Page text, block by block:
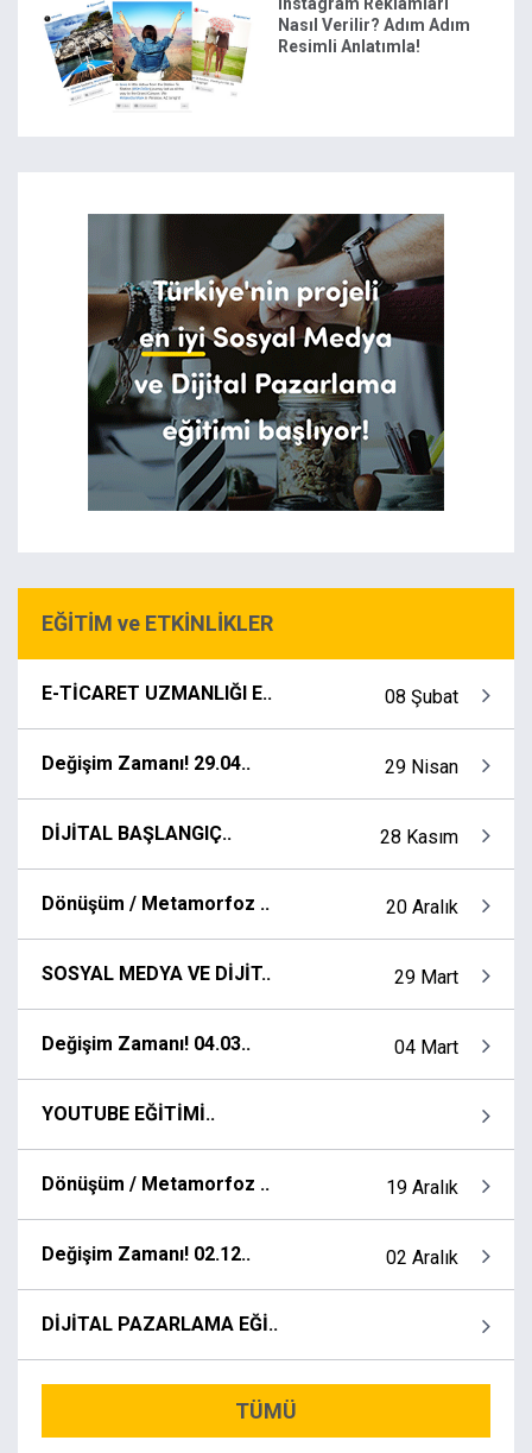
Nasıl Verilir? Adım Adım
Resimli Anlatımla!
EĞİTİM ve ETKİNLİKLER
E-TİCARET UZMANLIĞI E.. 08 Şubat
Değişim Zamanı! 29.04.. 29 Nisan
DİJİTAL BAŞLANGIÇ.. 28 Kasım
Dönüşüm / Metamorfoz .. 20 Aralık
SOSYAL MEDYA VE DİJİT.. 29 Mart
Değişim Zamanı! 04.03.. 04 Mart
YOUTUBE EĞİTİMİ..
Dönüşüm / Metamorfoz .. 19 Aralık
Değişim Zamanı! 02.12.. 02 Aralık
DİJİTAL PAZARLAMA EĞİ..
TÜMÜ